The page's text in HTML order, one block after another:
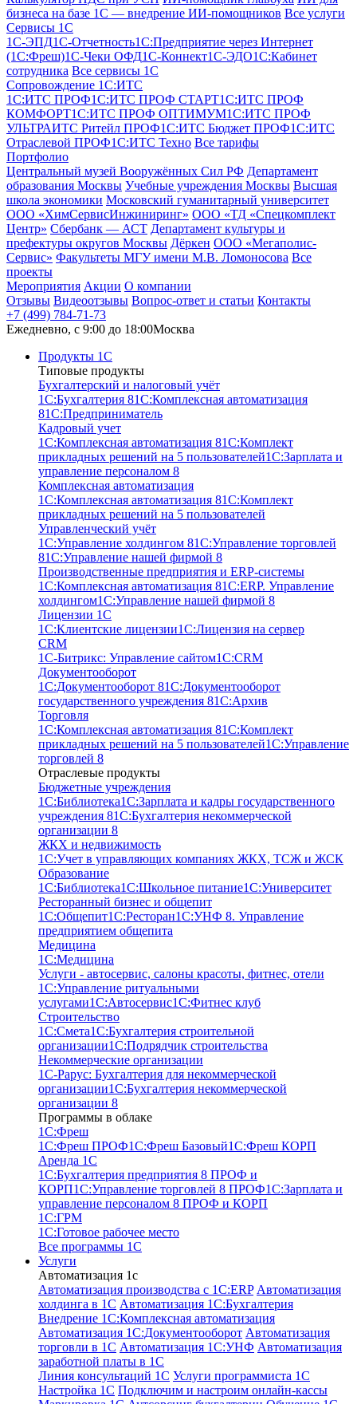
бизнеса на базе 1С — внедрение ИИ-помощников Все услуги
Сервисы 1С
1С-ЭПД1C-Отчетность1С:Предприятие через Интернет
(1С:Фреш)1С-Чеки ОФД1С‑Коннект1С-ЭДО1С:Кабинет
сотрудника Все сервисы 1С
Сопровождение 1С:ИТС
1С:ИТС ПРОФ1С:ИТС ПРОФ СТАРТ1С:ИТС ПРОФ
КОМФОРТ1С:ИТС ПРОФ ОПТИМУМ1С:ИТС ПРОФ
УЛЬТРАИТС Ритейл ПРОФ1С:ИТС Бюджет ПРОФ1С:ИТС
Отраслевой ПРОФ1С:ИТС Техно Все тарифы
Портфолио
Центральный музей Вооружённых Сил РФ Департамент
образования Москвы Учебные учреждения Москвы Высшая
школа экономики Московский гуманитарный университет
ООО «ХимСервисИнжиниринг» ООО «ТД «Спецкомплект
Центр» Сбербанк — АСТ Департамент культуры и
префектуры округов Москвы Дёркен ООО «Мегаполис-
Сервис» Факультеты МГУ имени М.В. Ломоносова Все
проекты
Мероприятия Акции О компании
Отзывы Видеоотзывы Вопрос-ответ и статьи Контакты
+7 (499) 784-71-73
Ежедневно, c 9:00 до 18:00Москва
Продукты 1С
Типовые продукты
Бухгалтерский и налоговый учёт
1С:Бухгалтерия 81С:Комплексная автоматизация
81С:Предприниматель
Кадровый учет
1С:Комплексная автоматизация 81С:Комплект
прикладных решений на 5 пользователей1С:Зарплата и
управление персоналом 8
Комплексная автоматизация
1С:Комплексная автоматизация 81С:Комплект
прикладных решений на 5 пользователей
Управленческий учёт
1С:Управление холдингом 81С:Управление торговлей
81С:Управление нашей фирмой 8
Производственные предприятия и ERP-системы
1С:Комплексная автоматизация 81С:ERP. Управление
холдингом1С:Управление нашей фирмой 8
Лицензии 1С
1С:Клиентские лицензии1С:Лицензия на сервер
CRM
1С-Битрикс: Управление сайтом1С:CRM
Документооборот
1С:Документооборот 81С:Документооборот
государственного учреждения 81С:Архив
Торговля
1С:Комплексная автоматизация 81С:Комплект
прикладных решений на 5 пользователей1С:Управление
торговлей 8
Отраслевые продукты
Бюджетные учреждения
1С:Библиотека1С:Зарплата и кадры государственного
учреждения 81С:Бухгалтерия некоммерческой
организации 8
ЖКХ и недвижимость
1С:Учет в управляющих компаниях ЖКХ, ТСЖ и ЖСК
Образование
1С:Библиотека1С:Школьное питание1С:Университет
Ресторанный бизнес и общепит
1С:Общепит1С:Ресторан1С:УНФ 8. Управление
предприятием общепита
Медицина
1С:Медицина
Услуги - автосервис, cалоны красоты, фитнес, отели
1С:Управление ритуальными
услугами1С:Автосервис1С:Фитнес клуб
Строительство
1С:Смета1С:Бухгалтерия строительной
организации1С:Подрядчик строительства
Некоммерческие организации
1С-Рарус: Бухгалтерия для некоммерческой
организации1С:Бухгалтерия некоммерческой
организации 8
Программы в облаке
1C:Фреш
1C:Фреш ПРОФ1C:Фреш Базовый1C:Фреш КОРП
Аренда 1С
1С:Бухгалтерия предприятия 8 ПРОФ и
КОРП1С:Управление торговлей 8 ПРОФ1С:Зарплата и
управление персоналом 8 ПРОФ и КОРП
1С:ГРМ
1С:Готовое рабочее место
Все программы 1С
Услуги
Автоматизация 1с
Автоматизация производства с 1C:ERP Автоматизация
холдинга в 1С Автоматизация 1С:Бухгалтерия
Внедрение 1С:Комплексная автоматизация
Автоматизация 1С:Документооборот Автоматизация
торговли в 1С Автоматизация 1С:УНФ Автоматизация
заработной платы в 1С
Линия консультаций 1С Услуги программиста 1С
Настройка 1С Подключим и настроим онлайн-кассы